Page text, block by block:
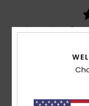
baseado em2
50% dos